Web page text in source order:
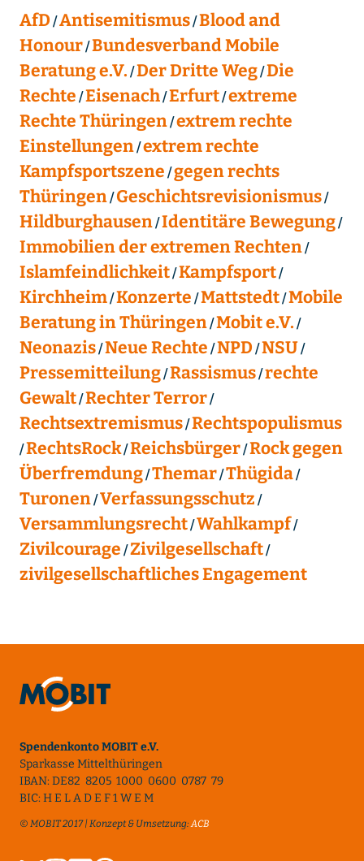
AfD Antisemitismus Blood and
Honour Bundesverband Mobile
Beratung e.V. Der Dritte Weg Die
Rechte Eisenach Erfurt extreme
Rechte Thüringen extrem rechte
Einstellungen extrem rechte
Kampfsportszene gegen rechts
Thüringen Geschichtsrevisionismus
Hildburghausen Identitäre Bewegung
Immobilien der extremen Rechten
Islamfeindlichkeit Kampfsport
Kirchheim Konzerte Mattstedt Mobile
Beratung in Thüringen Mobit e.V.
Neonazis Neue Rechte NPD NSU
Pressemitteilung Rassismus rechte
Gewalt Rechter Terror
Rechtsextremismus Rechtspopulismus
RechtsRock Reichsbürger Rock gegen
Überfremdung Themar Thügida
Turonen Verfassungsschutz
Versammlungsrecht Wahlkampf
Zivilcourage Zivilgesellschaft
zivilgesellschaftliches Engagement
Spendenkonto MOBIT e.V.
Sparkasse Mittelthüringen
IBAN: DE82 8205 1000 0600 0787 79
BIC: H E L A D E F 1 W E M
© MOBIT 2017 | Konzept & Umsetzung:ACB